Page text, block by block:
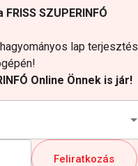
SZUPERINFÓ
lap
Online Önnek is jár!
Feliratkozás